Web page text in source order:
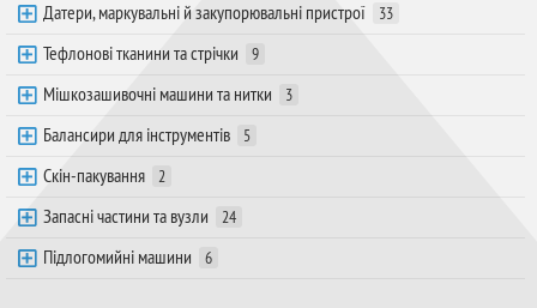
Датери, маркувальні й закупорювальні пристрої 33
Тефлонові тканини та стрічки 9
Мішкозашивочні машини та нитки 3
Балансири для інструментів 5
Скін-пакування 2
Запасні частини та вузли 24
Підлогомийні машини 6